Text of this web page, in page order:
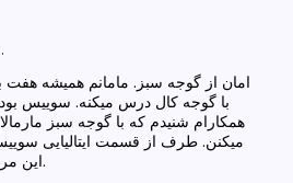
امان از گوجه سبز. مامانم همیشه هفت
با گوجه کال درس میکنه. سوییس
همکارام شنیدم که با گوجه سبز
میکنن. طرف از قسمت ایتالیایی
این مربا ایتالیایی باشه.